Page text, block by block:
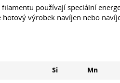
používají speciální
výrobek navíjen nebo
Si Mn